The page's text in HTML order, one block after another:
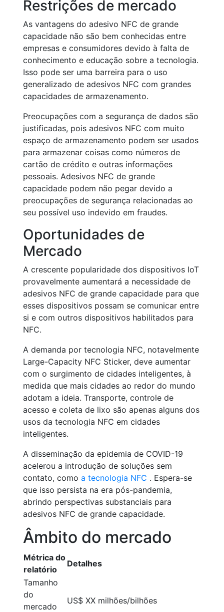
Restrições de mercado
As vantagens do adesivo NFC de grande
capacidade não são bem conhecidas entre
empresas e consumidores devido à falta de
conhecimento e educação sobre a tecnologia.
Isso pode ser uma barreira para o uso
generalizado de adesivos NFC com grandes
capacidades de armazenamento.
Preocupações com a segurança de dados são
justificadas, pois adesivos NFC com muito
espaço de armazenamento podem ser usados
para armazenar coisas como números de
cartão de crédito e outras informações
pessoais. Adesivos NFC de grande
capacidade podem não pegar devido a
preocupações de segurança relacionadas ao
seu possível uso indevido em fraudes.
Oportunidades de
Mercado
A crescente popularidade dos dispositivos IoT
provavelmente aumentará a necessidade de
adesivos NFC de grande capacidade para que
esses dispositivos possam se comunicar entre
si e com outros dispositivos habilitados para
NFC.
A demanda por tecnologia NFC, notavelmente
Large-Capacity NFC Sticker, deve aumentar
com o surgimento de cidades inteligentes, à
medida que mais cidades ao redor do mundo
adotam a ideia. Transporte, controle de
acesso e coleta de lixo são apenas alguns dos
usos da tecnologia NFC em cidades
inteligentes.
A disseminação da epidemia de COVID-19
acelerou a introdução de soluções sem
contato, como a tecnologia NFC . Espera-se
que isso persista na era pós-pandemia,
abrindo perspectivas substanciais para
adesivos NFC de grande capacidade.
Âmbito do mercado
Métrica do
relatório
Detalhes
Tamanho
do
mercado
US$ XX milhões/bilhões